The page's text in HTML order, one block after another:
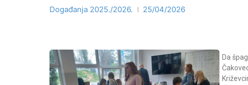
Događanja 2025./2026. 25/04/2026
Da